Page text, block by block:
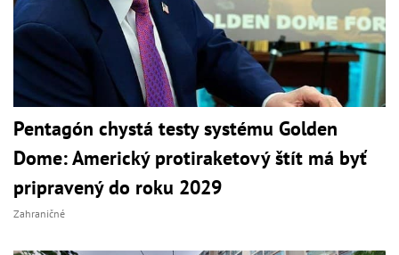
Pentagón chystá testy systému Golden
Dome: Americký protiraketový štít má byť
pripravený do roku 2029
Zahraničné